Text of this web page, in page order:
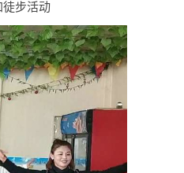
步活动